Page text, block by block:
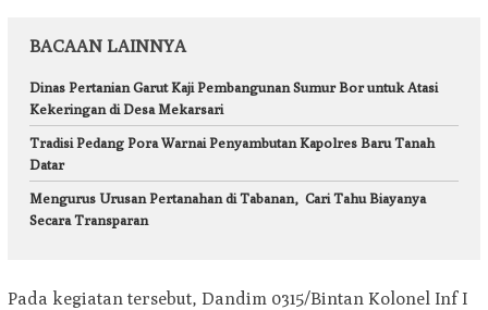
BACAAN LAINNYA
Dinas Pertanian Garut Kaji Pembangunan Sumur Bor untuk Atasi
Kekeringan di Desa Mekarsari
Tradisi Pedang Pora Warnai Penyambutan Kapolres Baru Tanah
Datar
Mengurus Urusan Pertanahan di Tabanan, Cari Tahu Biayanya
Secara Transparan
Pada kegiatan tersebut, Dandim 0315/Bintan Kolonel Inf I